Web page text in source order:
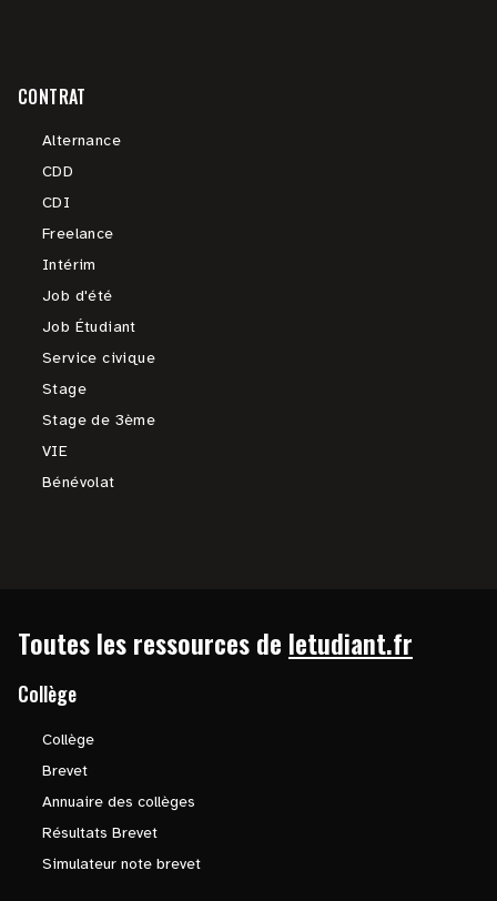
CONTRAT
Alternance
CDD
CDI
Freelance
Intérim
Job d'été
Job Étudiant
Service civique
Stage
Stage de 3ème
VIE
Bénévolat
Toutes les ressources de letudiant.fr
Collège
Collège
Brevet
Annuaire des collèges
Résultats Brevet
Simulateur note brevet